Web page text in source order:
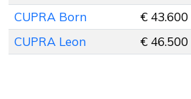
CUPRA Born
€ 43.600
CUPRA Leon
€ 46.500